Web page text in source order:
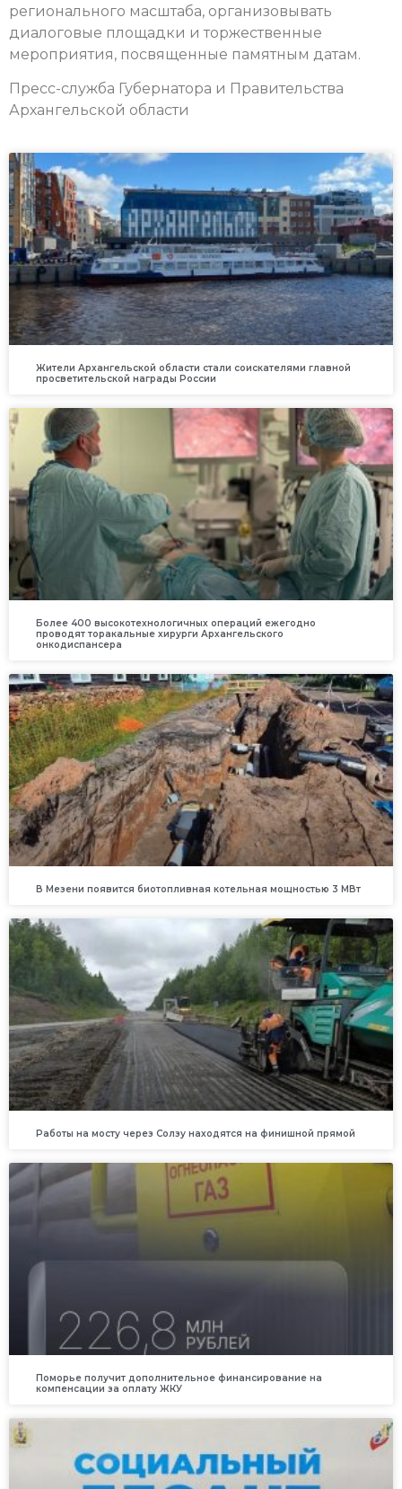
регионального масштаба, организовывать
диалоговые площадки и торжественные
мероприятия, посвященные памятным датам.
Пресс-служба Губернатора и Правительства
Архангельской области
Жители Архангельской области стали соискателями главной
просветительской награды России
Более 400 высокотехнологичных операций ежегодно
проводят торакальные хирурги Архангельского
онкодиспансера
В Мезени появится биотопливная котельная мощностью 3 МВт
Работы на мосту через Солзу находятся на финишной прямой
Поморье получит дополнительное финансирование на
компенсации за оплату ЖКУ